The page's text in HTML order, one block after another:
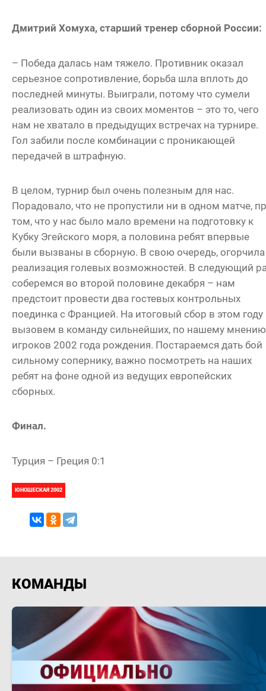
Дмитрий Хомуха, старший тренер сборной России:
– Победа далась нам тяжело. Противник оказал
серьезное сопротивление, борьба шла вплоть до
последней минуты. Выиграли, потому что сумели
реализовать один из своих моментов – это то, чего
нам не хватало в предыдущих встречах на турнире.
Гол забили после комбинации с проникающей
передачей в штрафную.
В целом, турнир был очень полезным для нас.
Порадовало, что не пропустили ни в одном матче,
том, что у нас было мало времени на подготовку к
Кубку Эгейского моря, а половина ребят впервые
были вызваны в сборную. В свою очередь, огорчила
реализация голевых возможностей. В следующий
соберемся во второй половине декабря – нам
предстоит провести два гостевых контрольных
поединка с Францией. На итоговый сбор в этом году
вызовем в команду сильнейших, по нашему
игроков 2002 года рождения. Постараемся дать бой
сильному сопернику, важно посмотреть на наших
ребят на фоне одной из ведущих европейских
сборных.
Финал.
Турция – Греция 0:1
ЮНОШЕСКАЯ 2002
КОМАНДЫ